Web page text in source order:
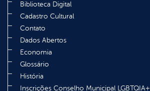
Biblioteca Digital
Cadastro Cultural
Contato
Dados Abertos
Economia
Glossário
História
Inscrições Conselho Municipal LGBTQIA+